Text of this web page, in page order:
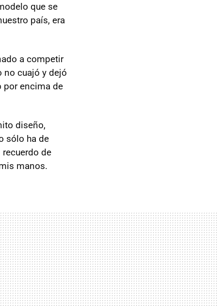
que se
país, era
a competir
no cuajó y dejó
por encima de
diseño,
sólo ha de
de
manos.